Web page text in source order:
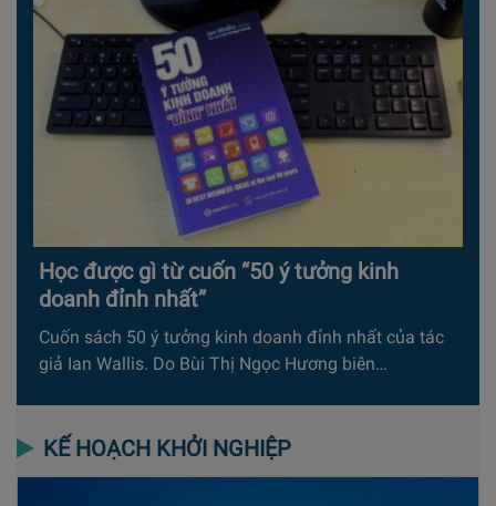
Học được gì từ cuốn “50 ý tưởng kinh
doanh đỉnh nhất”
Cuốn sách 50 ý tưởng kinh doanh đỉnh nhất của tác
giả Ian Wallis. Do Bùi Thị Ngọc Hương biên…
KẾ HOẠCH KHỞI NGHIỆP